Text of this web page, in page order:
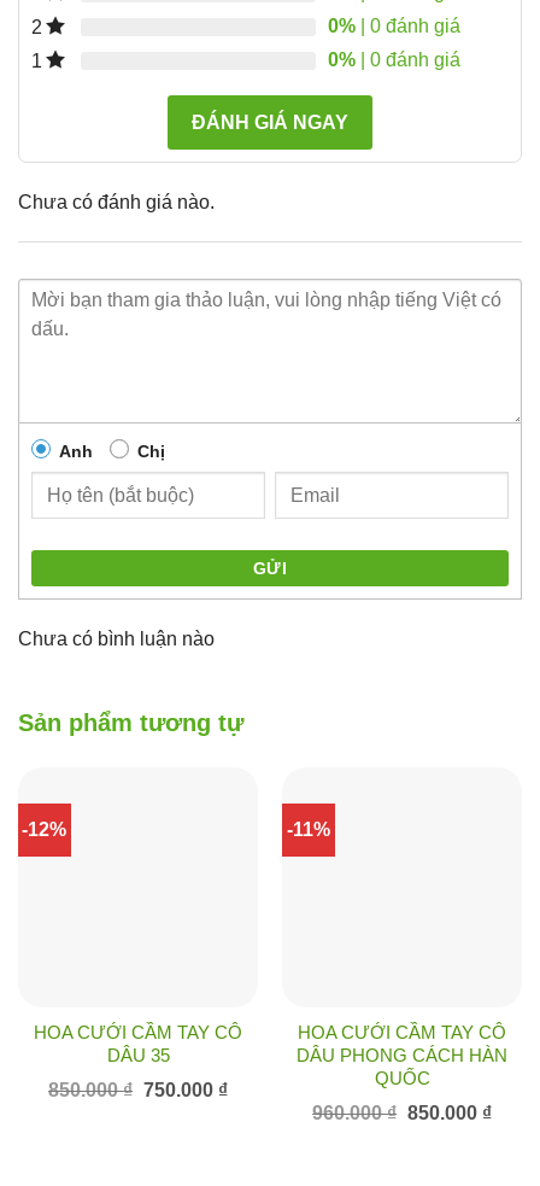
2
0% | 0 đánh giá
1
0% | 0 đánh giá
ĐÁNH GIÁ NGAY
Chưa có đánh giá nào.
Anh Chị
GỬI
Chưa có bình luận nào
Sản phẩm tương tự
-12%
HOA CƯỚI CẦM TAY CÔ
DÂU 35
850.000₫ Giá
750.000 ₫Giá
-11%
HOA CƯỚI CẦM TAY CÔ
DÂU PHONG CÁCH HÀN
QUỐC
960.000₫ Giá
850.000 ₫Giá